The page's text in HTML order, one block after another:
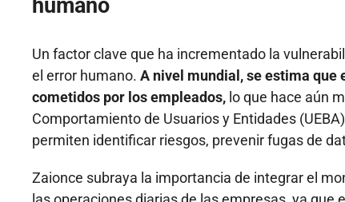
humano
Un factor clave que ha incrementado la
el error humano. A nivel mundial, se estima que
cometidos por los empleados, lo que hace aún
Comportamiento de Usuarios y Entidades
permiten identificar riesgos, prevenir fugas de
Zaionce subraya la importancia de integrar el